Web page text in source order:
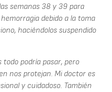
semanas 38 y 39 para
debido a la toma
haciéndolos suspendido
todo podría pasar, pero
nos protejan. Mi doctor es
y cuidadoso. También